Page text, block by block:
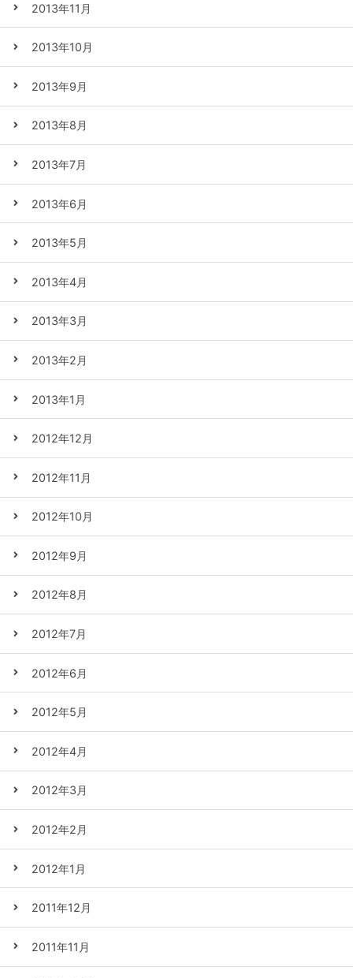
2013年11月
2013年10月
2013年9月
2013年8月
2013年7月
2013年6月
2013年5月
2013年4月
2013年3月
2013年2月
2013年1月
2012年12月
2012年11月
2012年10月
2012年9月
2012年8月
2012年7月
2012年6月
2012年5月
2012年4月
2012年3月
2012年2月
2012年1月
2011年12月
2011年11月